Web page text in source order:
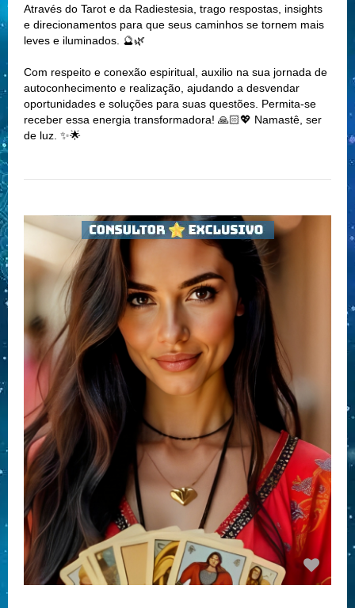
Através do Tarot e da Radiestesia, trago respostas, insights
e direcionamentos para que seus caminhos se tornem mais
leves e iluminados. 🔮🌿
Com respeito e conexão espiritual, auxilio na sua jornada de
autoconhecimento e realização, ajudando a desvendar
oportunidades e soluções para suas questões. Permita-se
receber essa energia transformadora! 🙏🏻💖 Namastê, ser
de luz. ✨🌟